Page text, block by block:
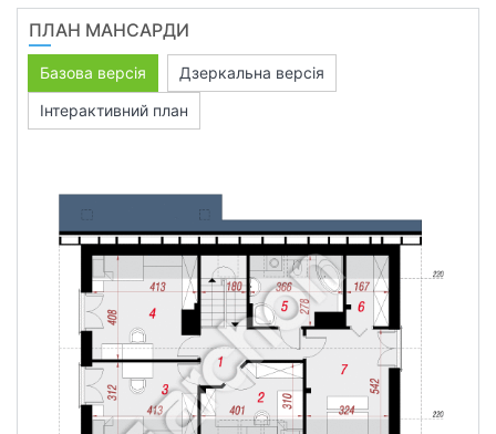
ПЛАН МАНСАРДИ
Базова версія
Дзеркальна версія
Інтерактивний план